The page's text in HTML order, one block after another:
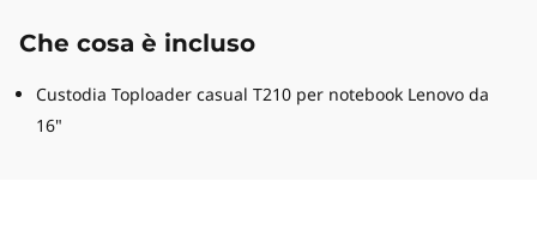
Che cosa è incluso
Custodia Toploader casual T210 per notebook Lenovo da
16"